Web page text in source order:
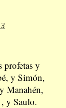
profetas y
y Simón,
Manahén,
, y Saulo.